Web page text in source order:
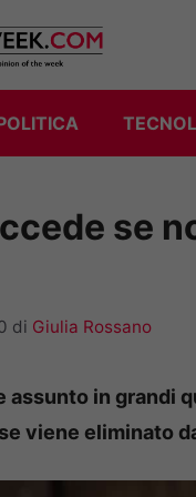
se
di Giulia Rossano
assunto in grandi
viene eliminato